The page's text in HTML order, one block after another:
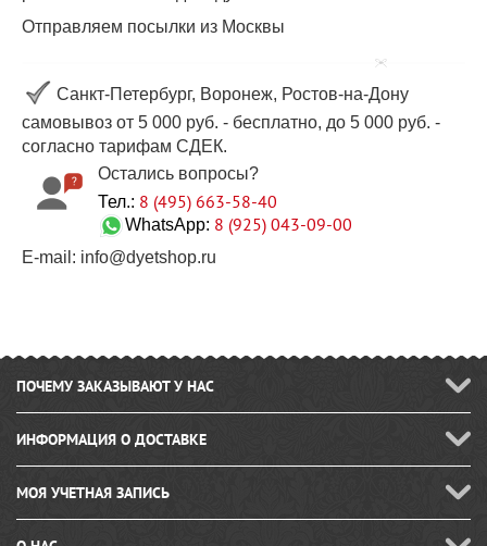
Отправляем посылки из Москвы
Санкт-Петербург, Воронеж, Ростов-на-Дону
самовывоз от 5 000 руб. - бесплатно, до 5 000 руб. -
согласно тарифам СДЕК.
Остались вопросы?
Тел.: 8 (495) 663-58-40
WhatsApp: 8 (925) 043-09-00
E-mail: info@dyetshop.ru
ПОЧЕМУ ЗАКАЗЫВАЮТ У НАС
ИНФОРМАЦИЯ О ДОСТАВКЕ
МОЯ УЧЕТНАЯ ЗАПИСЬ